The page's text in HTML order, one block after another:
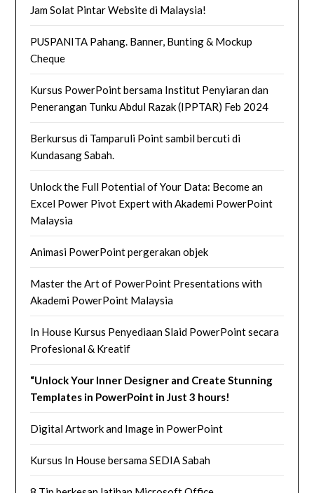
Jam Solat Pintar Website di Malaysia!
PUSPANITA Pahang. Banner, Bunting & Mockup
Cheque
Kursus PowerPoint bersama Institut Penyiaran dan
Penerangan Tunku Abdul Razak (IPPTAR) Feb 2024
Berkursus di Tamparuli Point sambil bercuti di
Kundasang Sabah.
Unlock the Full Potential of Your Data: Become an
Excel Power Pivot Expert with Akademi PowerPoint
Malaysia
Animasi PowerPoint pergerakan objek
Master the Art of PowerPoint Presentations with
Akademi PowerPoint Malaysia
In House Kursus Penyediaan Slaid PowerPoint secara
Profesional & Kreatif
“Unlock Your Inner Designer and Create Stunning
Templates in PowerPoint in Just 3 hours!
Digital Artwork and Image in PowerPoint
Kursus In House bersama SEDIA Sabah